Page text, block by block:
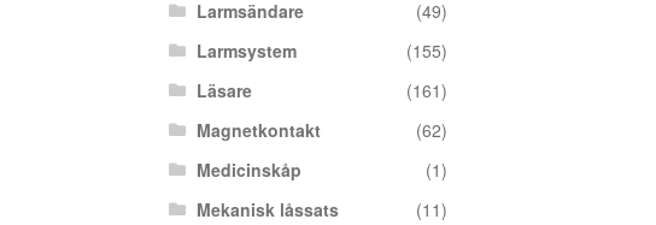
Larmsändare
(49)
Larmsystem
(155)
Läsare
(161)
Magnetkontakt
(62)
Medicinskåp
(1)
Mekanisk låssats
(11)